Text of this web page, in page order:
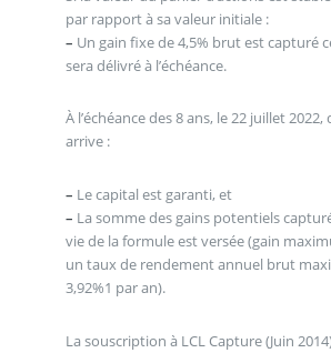
par rapport à sa valeur initiale :
– Un gain fixe de 4,5% brut est capturé
sera délivré à l’échéance.
À l’échéance des 8 ans, le 22 juillet 2022,
arrive :
– Le capital est garanti, et
– La somme des gains potentiels
vie de la formule est versée (gain
un taux de rendement annuel brut
3,92%1 par an).
La souscription à LCL Capture (Juin